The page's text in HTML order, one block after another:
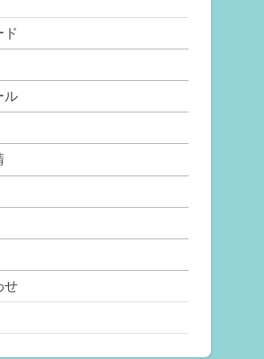
ド
ル
せ